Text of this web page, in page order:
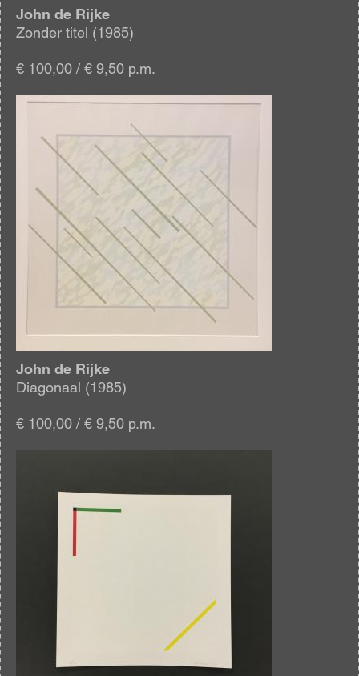
John de Rijke
Zonder titel (1985)
€ 100,00 / € 9,50 p.m.
Afbeelding
John de Rijke
Diagonaal (1985)
€ 100,00 / € 9,50 p.m.